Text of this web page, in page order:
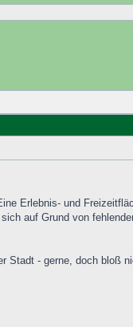
Erlebnis- und
auf Grund von
Stadt - gerne, doch bloß